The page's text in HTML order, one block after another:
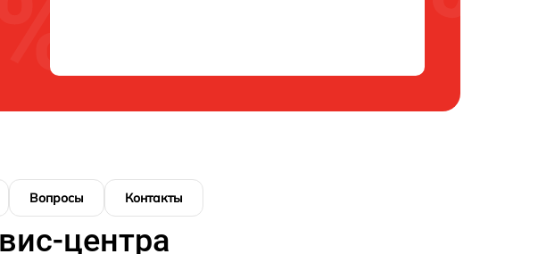
Вопросы Контакты
центра